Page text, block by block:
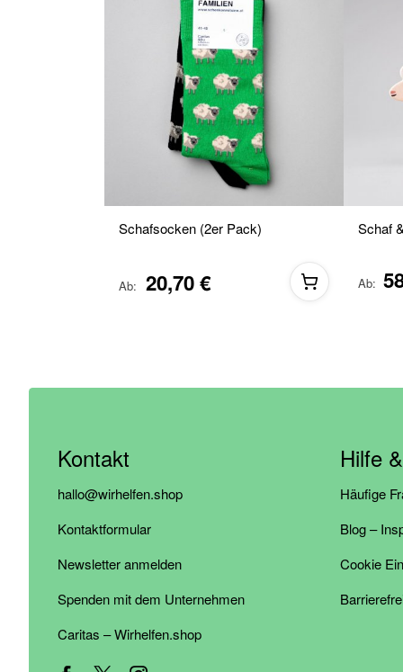
Schafsocken (2er Pack)
Ab 20,70 €
Schaf
Ab
Kontakt
hallo@wirhelfen.shop
Kontaktformular
Newsletter anmelden
Spenden mit dem Unternehmen
Caritas – Wirhelfen.shop
Hilfe
Häufige
Blog –
Cookie